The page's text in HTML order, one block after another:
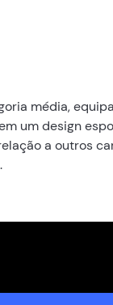
média,
um design
a outros